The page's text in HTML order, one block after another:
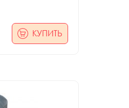
КУПИТЬ